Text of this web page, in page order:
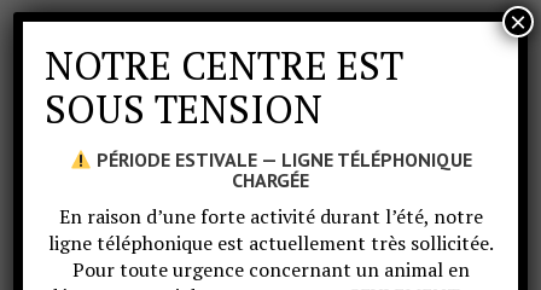
NOTRE CENTRE EST
SOUS TENSION
PÉRIODE ESTIVALE — LIGNE TÉLÉPHONIQUE
CHARGÉE
En raison d’une forte activité durant l’été, notre
ligne téléphonique est actuellement très sollicitée.
Pour toute urgence concernant un animal en
×